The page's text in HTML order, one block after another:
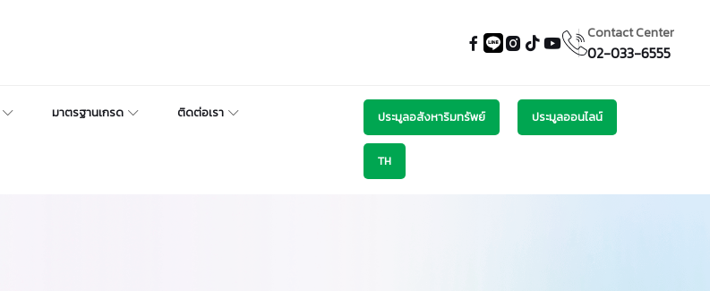
Contact Center
02-033-6555
มาตรฐานเกรด ติดต่อเรา ประมูลอสังหาริมทรัพย์ ประมูลออนไลน์
TH